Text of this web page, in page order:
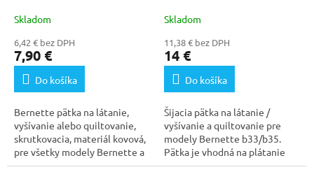
Skladom
6,42 € bez DPH
7,90 €
Do košíka
Bernette pätka na látanie,
vyšívanie alebo quiltovanie,
skrutkovacia, materiál kovová,
pre všetky modely Bernette a
iných...
Skladom
11,38 € bez DPH
14 €
Do košíka
Šijacia pätka na látanie /
vyšívanie a quiltovanie pre
modely Bernette b33/b35.
Pätka je vhodná na plátanie
opotrebovaných...